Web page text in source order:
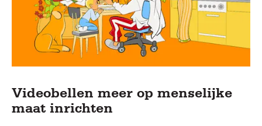
Videobellen meer op menselijke
maat inrichten